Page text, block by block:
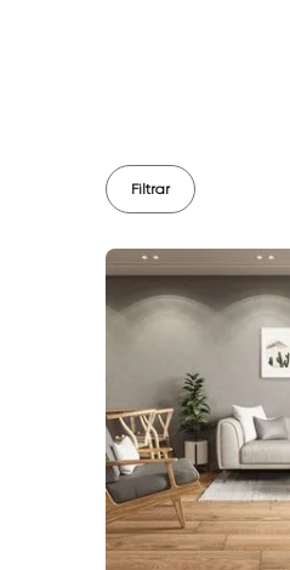
Filtrar